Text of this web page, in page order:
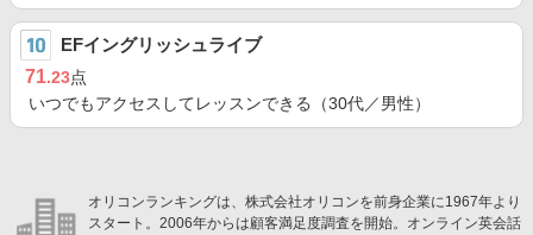
EFイングリッシュライブ
71.23点
いつでもアクセスしてレッスンできる（30代／男性）
オリコンランキングは、株式会社オリコンを前身企業に1967年より
スタート。2006年からは顧客満足度調査を開始。オンライン英会話